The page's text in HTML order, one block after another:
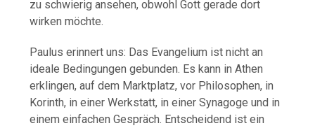
zu schwierig ansehen, obwohl Gott gerade dort
wirken möchte.
Paulus erinnert uns: Das Evangelium ist nicht an
ideale Bedingungen gebunden. Es kann in Athen
erklingen, auf dem Marktplatz, vor Philosophen, in
Korinth, in einer Werkstatt, in einer Synagoge und in
einem einfachen Gespräch. Entscheidend ist ein